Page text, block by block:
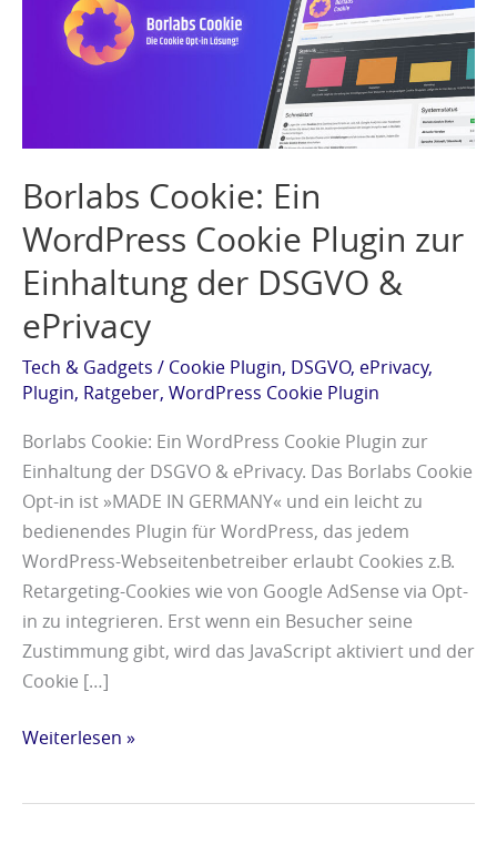
Borlabs Cookie: Ein
WordPress Cookie Plugin zur
Einhaltung der DSGVO &
ePrivacy
Tech & Gadgets / Cookie Plugin, DSGVO, ePrivacy,
Plugin, Ratgeber, WordPress Cookie Plugin
Borlabs Cookie: Ein WordPress Cookie Plugin zur
Einhaltung der DSGVO & ePrivacy. Das Borlabs Cookie
Opt-in ist »MADE IN GERMANY« und ein leicht zu
bedienendes Plugin für WordPress, das jedem
WordPress-Webseitenbetreiber erlaubt Cookies z.B.
Retargeting-Cookies wie von Google AdSense via Opt-
in zu integrieren. Erst wenn ein Besucher seine
Zustimmung gibt, wird das JavaScript aktiviert und der
Cookie […]
WordPress
Cookie
DSGVO
&
ePrivacy
Weiterlesen »